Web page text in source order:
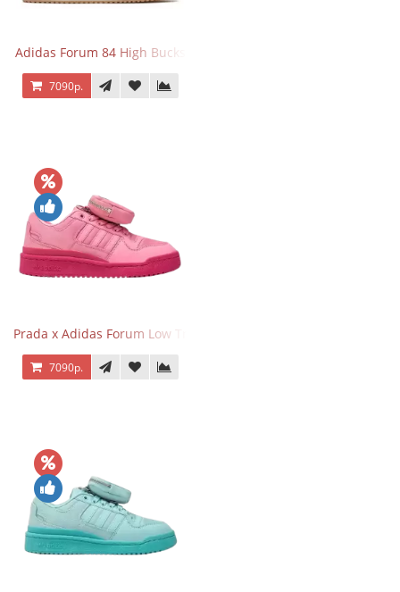
Adidas Forum 84 High Bucks
7090р.
Prada x Adidas Forum Low Triple Pink
7090р.